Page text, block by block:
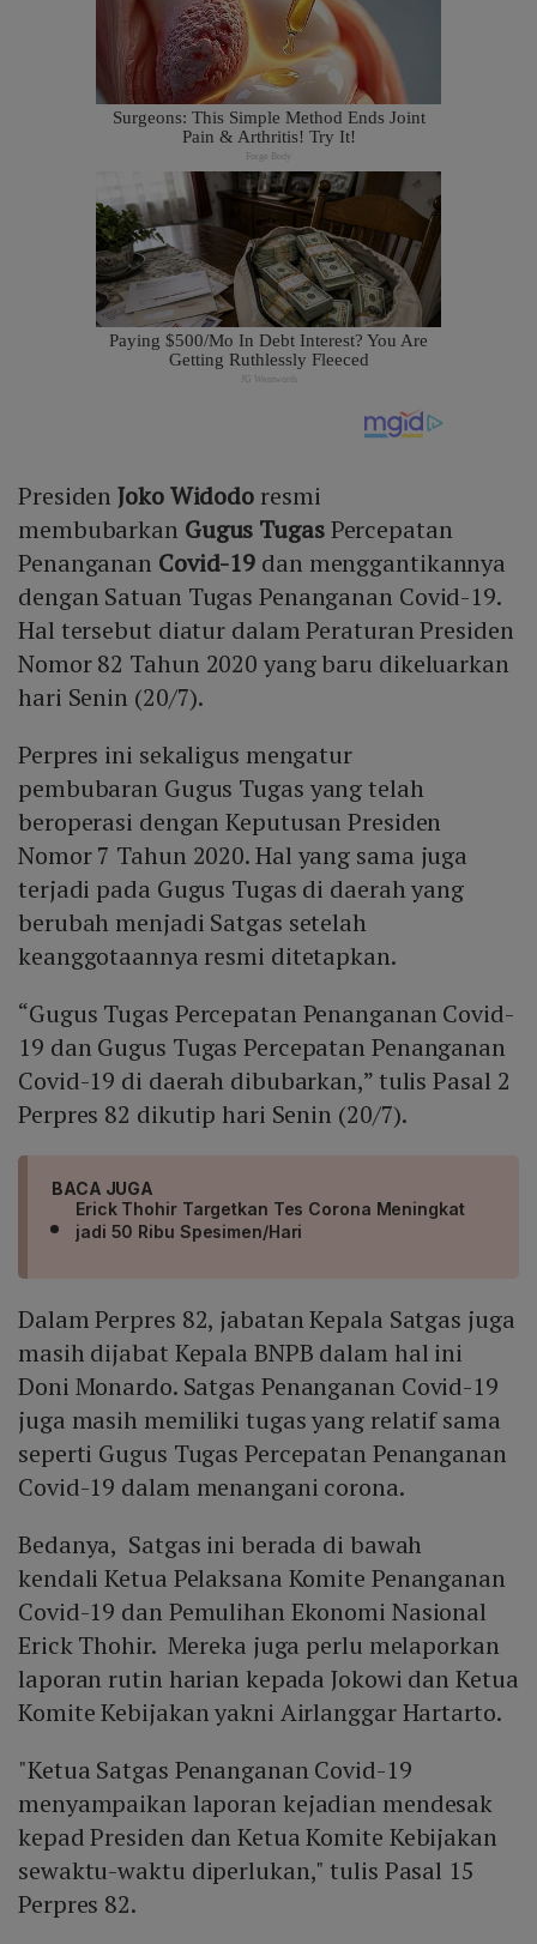
PresidenJoko Widodo resmi
membubarkan Gugus TugasPercepatan
Penanganan Covid-19 dan menggantikannya
dengan Satuan Tugas Penanganan Covid-19.
Hal tersebut diatur dalam Peraturan Presiden
Nomor 82 Tahun 2020 yang baru dikeluarkan
hari Senin (20/7).
Perpres ini sekaligus mengatur
pembubaran Gugus Tugas yang telah
beroperasi dengan Keputusan Presiden
Nomor 7 Tahun 2020. Hal yang sama juga
terjadi pada Gugus Tugas di daerah yang
berubah menjadi Satgas setelah
keanggotaannya resmi ditetapkan.
“Gugus Tugas Percepatan Penanganan Covid-
19 dan Gugus Tugas Percepatan Penanganan
Covid-19 di daerah dibubarkan,” tulis Pasal 2
Perpres 82 dikutip hari Senin (20/7).
BACA JUGA
Erick Thohir Targetkan Tes Corona Meningkat
jadi 50 Ribu Spesimen/Hari
Dalam Perpres 82, jabatan Kepala Satgas juga
masih dijabat Kepala BNPB dalam hal ini
Doni Monardo. Satgas Penanganan Covid-19
juga masih memiliki tugas yang relatif sama
seperti Gugus Tugas Percepatan Penanganan
Covid-19 dalam menangani corona.
Bedanya, Satgas ini berada di bawah
kendali Ketua Pelaksana Komite Penanganan
Covid-19 dan Pemulihan Ekonomi Nasional
Erick Thohir. Mereka juga perlu melaporkan
laporan rutin harian kepada Jokowi dan Ketua
Komite Kebijakan yakni Airlanggar Hartarto.
"Ketua Satgas Penanganan Covid-19
menyampaikan laporan kejadian mendesak
kepad Presiden dan Ketua Komite Kebijakan
sewaktu-waktu diperlukan," tulis Pasal 15
Perpres 82.